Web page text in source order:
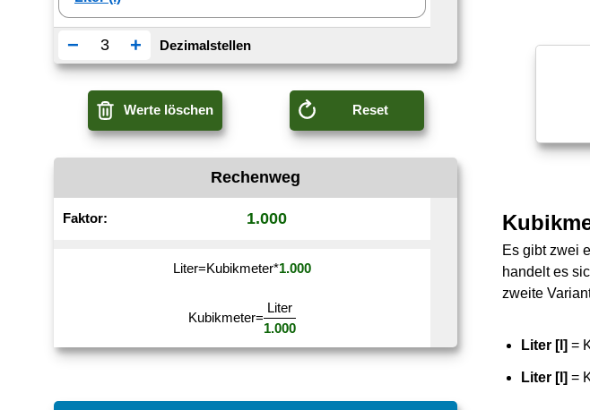
Es gibt zwei
handelt es
zweite
Liter [l] =
Liter [l] =
− + Dezimalstellen
Werte löschen Reset
Rechenweg
Faktor: 1.000
Liter=Kubikmeter*1.000
Kubikmeter=
Liter
1.000